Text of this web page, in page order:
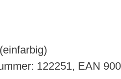
122251, EAN